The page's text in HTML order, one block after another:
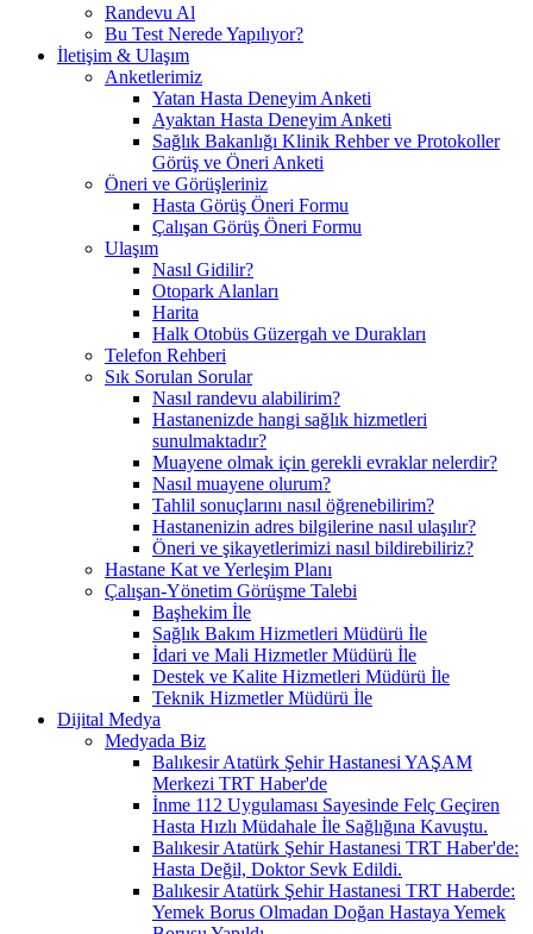
Randevu Al
Bu Test Nerede Yapılıyor?
İletişim & Ulaşım
Anketlerimiz
Yatan Hasta Deneyim Anketi
Ayaktan Hasta Deneyim Anketi
Sağlık Bakanlığı Klinik Rehber ve Protokoller
Görüş ve Öneri Anketi
Öneri ve Görüşleriniz
Hasta Görüş Öneri Formu
Çalışan Görüş Öneri Formu
Ulaşım
Nasıl Gidilir?
Otopark Alanları
Harita
Halk Otobüs Güzergah ve Durakları
Telefon Rehberi
Sık Sorulan Sorular
Nasıl randevu alabilirim?
Hastanenizde hangi sağlık hizmetleri
sunulmaktadır?
Muayene olmak için gerekli evraklar nelerdir?
Nasıl muayene olurum?
Tahlil sonuçlarını nasıl öğrenebilirim?
Hastanenizin adres bilgilerine nasıl ulaşılır?
Öneri ve şikayetlerimizi nasıl bildirebiliriz?
Hastane Kat ve Yerleşim Planı
Çalışan-Yönetim Görüşme Talebi
Başhekim İle
Sağlık Bakım Hizmetleri Müdürü İle
İdari ve Mali Hizmetler Müdürü İle
Destek ve Kalite Hizmetleri Müdürü İle
Teknik Hizmetler Müdürü İle
Dijital Medya
Medyada Biz
Balıkesir Atatürk Şehir Hastanesi YAŞAM
Merkezi TRT Haber'de
İnme 112 Uygulaması Sayesinde Felç Geçiren
Hasta Hızlı Müdahale İle Sağlığına Kavuştu.
Balıkesir Atatürk Şehir Hastanesi TRT Haber'de:
Hasta Değil, Doktor Sevk Edildi.
Balıkesir Atatürk Şehir Hastanesi TRT Haberde:
Yemek Borus Olmadan Doğan Hastaya Yemek